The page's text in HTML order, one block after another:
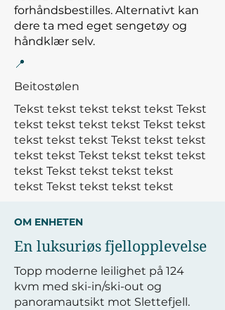
forhåndsbestilles. Alternativt kan
dere ta med eget sengetøy og
håndklær selv.
📍
Beitostølen
Tekst tekst tekst tekst tekst Tekst
tekst tekst tekst tekst Tekst tekst
tekst tekst tekst Tekst tekst tekst
tekst tekst Tekst tekst tekst tekst
tekst Tekst tekst tekst tekst
tekst Tekst tekst tekst tekst
OM ENHETEN
En luksuriøs fjellopplevelse
Topp moderne leilighet på 124
kvm med ski-in/ski-out og
panoramautsikt mot Slettefjell.